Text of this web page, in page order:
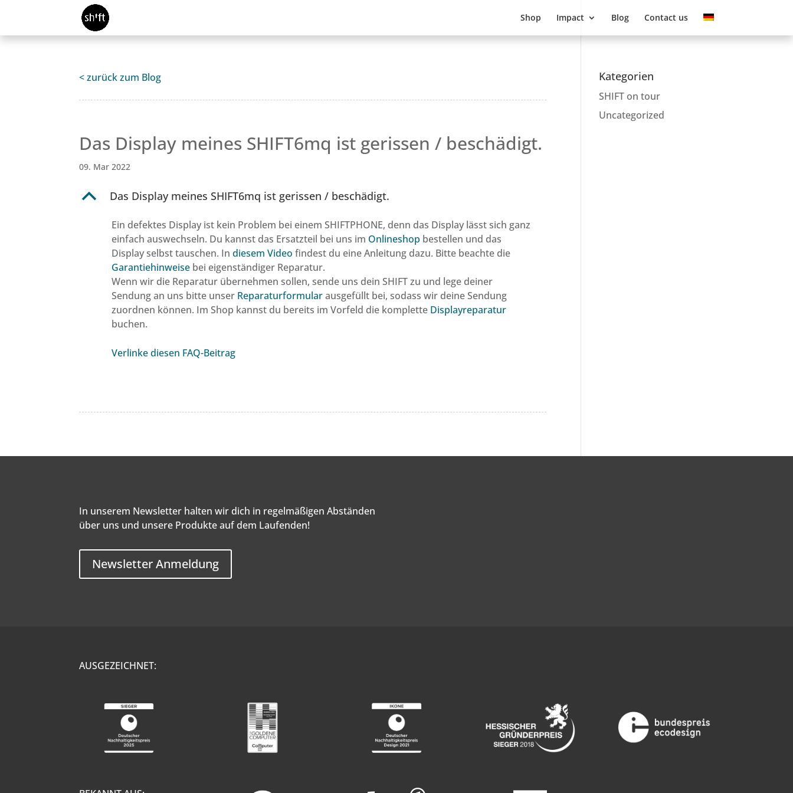
Shop Impact Blog Contact us
< zurück zum Blog
Das Display meines SHIFT6mq ist gerissen / beschädigt.
09. Mar 2022
B Das Display meines SHIFT6mq ist gerissen / beschädigt.
Ein defektes Display ist kein Problem bei einem SHIFTPHONE, denn das Display lässt sich ganz
einfach auswechseln. Du kannst das Ersatzteil bei uns im Onlineshop bestellen und das
Display selbst tauschen. Indiesem Video findest du eine Anleitung dazu. Bitte beachte die
Garantiehinweise bei eigenständiger Reparatur.
Wenn wir die Reparatur übernehmen sollen, sende uns dein SHIFT zu und lege deiner
Sendung an uns bitte unser Reparaturformularausgefüllt bei, sodass wir deine Sendung
zuordnen können. Im Shop kannst du bereits im Vorfeld die komplette Displayreparatur
buchen.
Verlinke diesen FAQ-Beitrag
Kategorien
SHIFT on tour
Uncategorized
In unserem Newsletter halten wir dich in regelmäßigen Abständen
über uns und unsere Produkte auf dem Laufenden!
Newsletter Anmeldung
AUSGEZEICHNET: